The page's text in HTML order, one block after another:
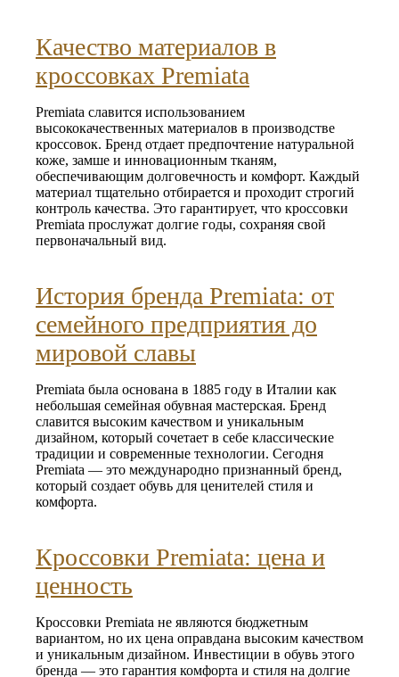
Качество материалов в
кроссовках Premiata
Premiata славится использованием
высококачественных материалов в производстве
кроссовок. Бренд отдает предпочтение натуральной
коже, замше и инновационным тканям,
обеспечивающим долговечность и комфорт. Каждый
материал тщательно отбирается и проходит строгий
контроль качества. Это гарантирует, что кроссовки
Premiata прослужат долгие годы, сохраняя свой
первоначальный вид.
История бренда Premiata: от
семейного предприятия до
мировой славы
Premiata была основана в 1885 году в Италии как
небольшая семейная обувная мастерская. Бренд
славится высоким качеством и уникальным
дизайном, который сочетает в себе классические
традиции и современные технологии. Сегодня
Premiata — это международно признанный бренд,
который создает обувь для ценителей стиля и
комфорта.
Кроссовки Premiata: цена и
ценность
Кроссовки Premiata не являются бюджетным
вариантом, но их цена оправдана высоким качеством
и уникальным дизайном. Инвестиции в обувь этого
бренда — это гарантия комфорта и стиля на долгие